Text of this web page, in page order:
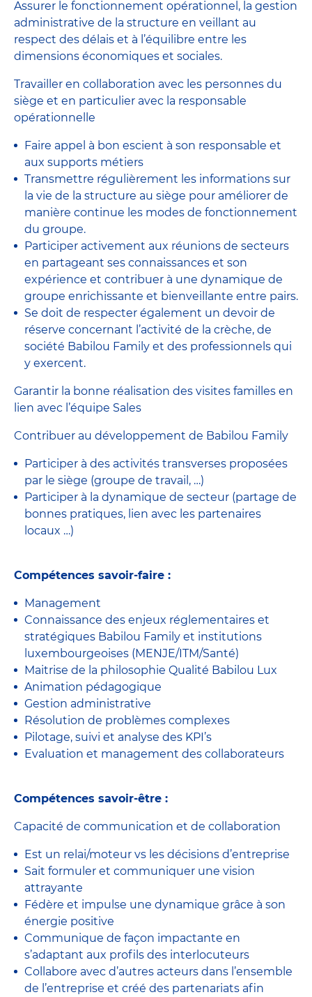
Assurer le fonctionnement opérationnel, la gestion
administrative de la structure en veillant au
respect des délais et à l’équilibre entre les
dimensions économiques et sociales.
Travailler en collaboration avec les personnes du
siège et en particulier avec la responsable
opérationnelle
Faire appel à bon escient à son responsable et
aux supports métiers
Transmettre régulièrement les informations sur
la vie de la structure au siège pour améliorer de
manière continue les modes de fonctionnement
du groupe.
Participer activement aux réunions de secteurs
en partageant ses connaissances et son
expérience et contribuer à une dynamique de
groupe enrichissante et bienveillante entre pairs.
Se doit de respecter également un devoir de
réserve concernant l’activité de la crèche, de
société Babilou Family et des professionnels qui
y exercent.
Garantir la bonne réalisation des visites familles en
lien avec l’équipe Sales
Contribuer au développement de Babilou Family
Participer à des activités transverses proposées
par le siège (groupe de travail, …)
Participer à la dynamique de secteur (partage de
bonnes pratiques, lien avec les partenaires
locaux …)
Compétences savoir-faire :
Management
Connaissance des enjeux réglementaires et
stratégiques Babilou Family et institutions
luxembourgeoises (MENJE/ITM/Santé)
Maitrise de la philosophie Qualité Babilou Lux
Animation pédagogique
Gestion administrative
Résolution de problèmes complexes
Pilotage, suivi et analyse des KPI’s
Evaluation et management des collaborateurs
Compétences savoir-être :
Capacité de communication et de collaboration
Est un relai/moteur vs les décisions d’entreprise
Sait formuler et communiquer une vision
attrayante
Fédère et impulse une dynamique grâce à son
énergie positive
Communique de façon impactante en
s’adaptant aux profils des interlocuteurs
Collabore avec d’autres acteurs dans l’ensemble
de l’entreprise et créé des partenariats afin